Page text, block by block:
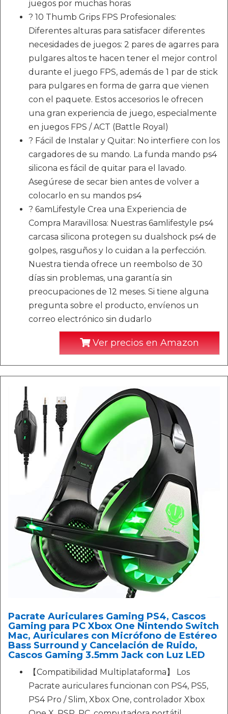
juegos por muchas horas
? 10 Thumb Grips FPS Profesionales:
Diferentes alturas para satisfacer diferentes
necesidades de juegos: 2 pares de agarres para
pulgares altos te hacen tener el mejor control
durante el juego FPS, además de 1 par de stick
para pulgares en forma de garra que vienen
con el paquete. Estos accesorios le ofrecen
una gran experiencia de juego, especialmente
en juegos FPS / ACT (Battle Royal)
? Fácil de Instalar y Quitar: No interfiere con los
cargadores de su mando. La funda mando ps4
silicona es fácil de quitar para el lavado.
Asegúrese de secar bien antes de volver a
colocarlo en su mandos ps4
? 6amLifestyle Crea una Experiencia de
Compra Maravillosa: Nuestras 6amlifestyle ps4
carcasa silicona protegen su dualshock ps4 de
golpes, rasguños y lo cuidan a la perfección.
Nuestra tienda ofrece un reembolso de 30
días sin problemas, una garantía sin
preocupaciones de 12 meses. Si tiene alguna
pregunta sobre el producto, envíenos un
correo electrónico sin dudarlo
Ver precios en Amazon
Pacrate Auriculares Gaming PS4, Cascos
Gaming para PC Xbox One Nintendo Switch
Mac, Auriculares con Micrófono de Estéreo
Bass Surround y Cancelación de Ruido,
Cascos Gaming 3.5mm Jack con Luz LED
【Compatibilidad Multiplataforma】 Los
Pacrate auriculares funcionan con PS4, PS5,
PS4 Pro / Slim, Xbox One, controlador Xbox